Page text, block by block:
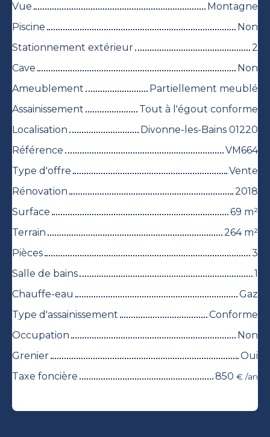
Vue
Montagne
Piscine
Non
Stationnement extérieur
2
Cave
Non
Ameublement
Partiellement meublé
Assainissement
Tout à l'égout conforme
Localisation
Divonne-les-Bains 01220
Référence
VM664
Type d'offre
Vente
Rénovation
2018
Surface
69 m²
Terrain
264 m²
Pièces
3
Salle de bains
1
Chauffe-eau
Gaz
Type d'assainissement
Conforme
Occupation
Non
Grenier
Oui
Taxe foncière
850 € /an